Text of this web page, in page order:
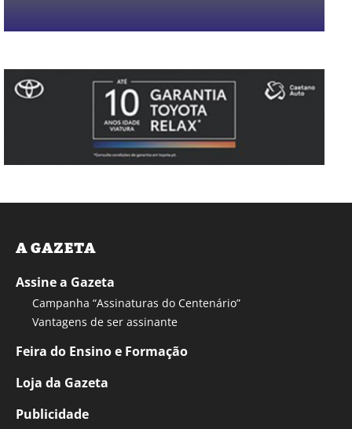
A GAZETA
Assine a Gazeta
Campanha “Assinaturas do Centenário”
Vantagens de ser assinante
Feira do Ensino e Formação
Loja da Gazeta
Publicidade